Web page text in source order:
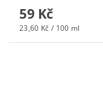
59 Kč
23,60 Kč / 100 ml